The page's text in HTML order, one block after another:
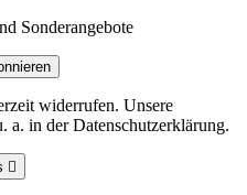
Sonderangebote
widerrufen. Unsere
a. in der Datenschutzerklärung.
